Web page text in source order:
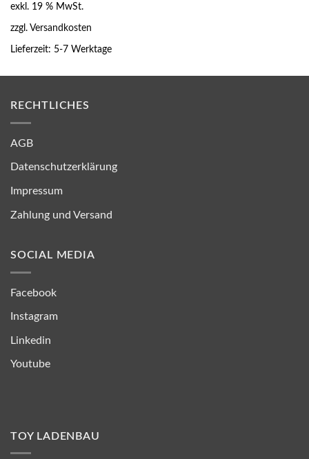
exkl. 19 % MwSt.
zzgl. Versandkosten
Lieferzeit: 5-7 Werktage
RECHTLICHES
AGB
Datenschutzerklärung
Impressum
Zahlung und Versand
SOCIAL MEDIA
Facebook
Instagram
Linkedin
Youtube
TOY LADENBAU